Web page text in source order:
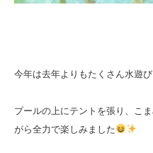
今年は去年よりもたくさん水遊
プールの上にテントを張り、こ
がら全力で楽しみました